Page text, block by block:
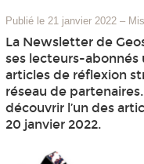
Publié le 21 janvier 2022 –
La Newsletter de
ses lecteurs-
articles de réflexion
réseau de
découvrir l’un des
20 janvier 2022.